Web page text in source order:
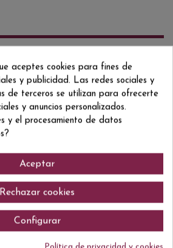
75 CL
13% VOL.
de clientes en este momento.
aceptes cookies para fines de
y publicidad. Las redes sociales y
de terceros se utilizan para ofrecerte
y anuncios personalizados.
y el procesamiento de datos
Aceptar
Rechazar cookies
Configurar